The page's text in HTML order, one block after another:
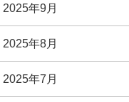
2025年9月
2025年8月
2025年7月